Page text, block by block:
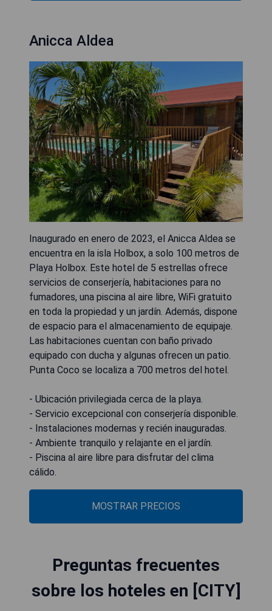
Anicca Aldea
Inaugurado en enero de 2023, el Anicca Aldea se
encuentra en la isla Holbox, a solo 100 metros de
Playa Holbox. Este hotel de 5 estrellas ofrece
servicios de conserjería, habitaciones para no
fumadores, una piscina al aire libre, WiFi gratuito
en toda la propiedad y un jardín. Además, dispone
de espacio para el almacenamiento de equipaje.
Las habitaciones cuentan con baño privado
equipado con ducha y algunas ofrecen un patio.
Punta Coco se localiza a 700 metros del hotel.
- Ubicación privilegiada cerca de la playa.
- Servicio excepcional con conserjería disponible.
- Instalaciones modernas y recién inauguradas.
- Ambiente tranquilo y relajante en el jardín.
- Piscina al aire libre para disfrutar del clima
cálido.
MOSTRAR PRECIOS
Preguntas frecuentes
sobre los hoteles en [CITY]